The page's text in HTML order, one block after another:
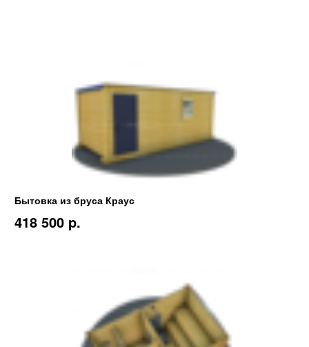
Бытовка из бруса Краус
418 500 p.